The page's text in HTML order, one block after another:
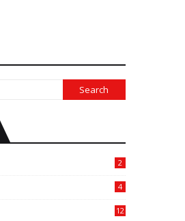
2
4
12